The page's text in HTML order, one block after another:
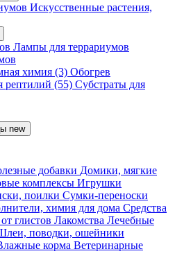
Искусственные растения,
Лампы для террариумов
химия (3) Обогрев
рептилий (55) Субстраты для
new
добавки Домики, мягкие
комплексы Игрушки
поилки Сумки-переноски
химия для дома Средства
глистов Лакомства Лечебные
поводки, ошейники
корма Ветеринарные